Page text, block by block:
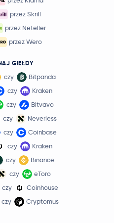
przez Skrill
przez Neteller
przez Wero
GIEŁDY
czy
Bitpanda
czy
Kraken
czy
Bitvavo
czy
Neverless
czy
Coinbase
czy
Kraken
czy
Binance
czy
eToro
czy
Coinhouse
czy Cryptomus